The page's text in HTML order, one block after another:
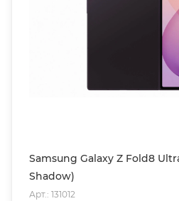
Samsung Galaxy Z Fold8
Shadow)
Арт.: 131012